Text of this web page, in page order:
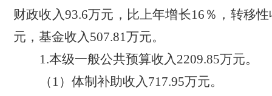
财政收入93.6万元，比上年增长16％，转移性
元，基金收入507.81万元。
1.本级一般公共预算收入2209.85万元。
（ 1）体制补助收入717.95万元。